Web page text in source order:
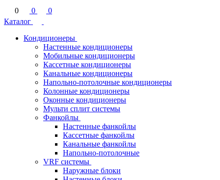
0 0
0
Каталог
Кондиционеры
Настенные кондиционеры
Мобильные кондиционеры
Кассетные кондиционеры
Канальные кондиционеры
Напольно-потолочные кондиционеры
Колонные кондиционеры
Оконные кондиционеры
Мульти сплит системы
Фанкойлы
Настенные фанкойлы
Кассетные фанкойлы
Канальные фанкойлы
Напольно-потолочные
VRF системы
Наружные блоки